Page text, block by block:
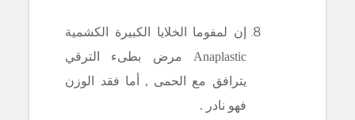
إن لمفوما الخلايا الكبيرة الكشمية
Anaplastic
مرض بطىء الترقي
يترافق مع الحمى , أما فقد الوزن
فهو نادر .